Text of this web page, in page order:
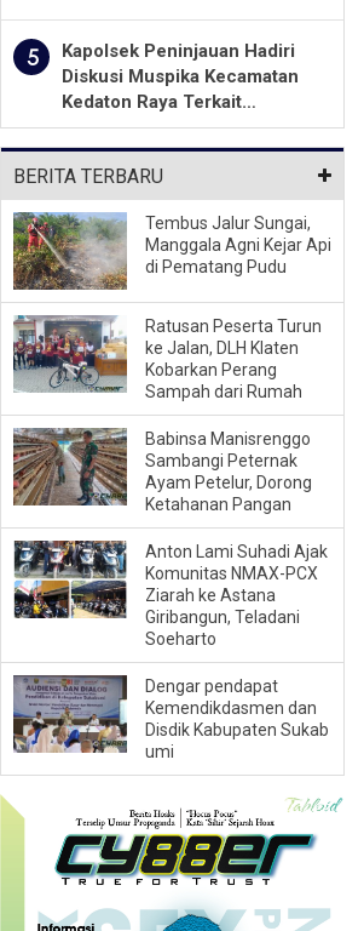
Aturan Yang Berlaku
5
Kapolsek Peninjauan Hadiri
Diskusi Muspika Kecamatan
Kedaton Raya Terkait
Sengketa Lahan Kelompok
Tani Dengan PT. GNS
BERITA TERBARU
Tembus Jalur Sungai,
Manggala Agni Kejar Api
di Pematang Pudu
Ratusan Peserta Turun
ke Jalan, DLH Klaten
Kobarkan Perang
Sampah dari Rumah
Babinsa Manisrenggo
Sambangi Peternak
Ayam Petelur, Dorong
Ketahanan Pangan
Anton Lami Suhadi Ajak
Komunitas NMAX-PCX
Ziarah ke Astana
Giribangun, Teladani
Soeharto
Dengar pendapat
Kemendikdasmen dan
Disdik Kabupaten Sukab
umi